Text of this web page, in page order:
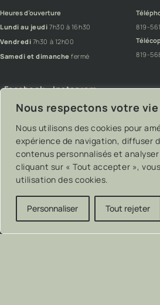
Nous respectons votre
Nous utilisons des cookies pour
expérience de navigation, diffuser
contenus personnalisés et
cliquant sur « Tout accepter »,
utilisation des cookies.
Personnaliser Tout rejeter
Heures d’ouverture
Lundi au jeudi 7h30 à 16h30
Vendredi 7h30 à 12h00
Samedi et dimanche fermé
819-
819-
Facebook Instagram